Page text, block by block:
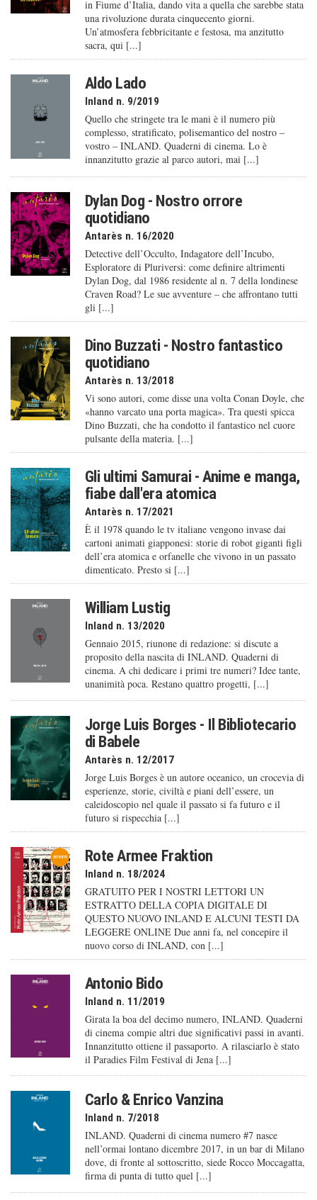
in Fiume d’Italia, dando vita a quella che sarebbe stata
una rivoluzione durata cinquecento giorni.
Un’atmosfera febbricitante e festosa, ma anzitutto
sacra, qui [...]
Aldo Lado
Inland n. 9/2019
Quello che stringete tra le mani è il numero più
complesso, stratificato, polisemantico del nostro –
vostro – INLAND. Quaderni di cinema. Lo è
innanzitutto grazie al parco autori, mai [...]
Dylan Dog - Nostro orrore
quotidiano
Antarès n. 16/2020
Detective dell’Occulto, Indagatore dell’Incubo,
Esploratore di Pluriversi: come definire altrimenti
Dylan Dog, dal 1986 residente al n. 7 della londinese
Craven Road? Le sue avventure – che affrontano tutti
gli [...]
Dino Buzzati - Nostro fantastico
quotidiano
Antarès n. 13/2018
Vi sono autori, come disse una volta Conan Doyle, che
«hanno varcato una porta magica». Tra questi spicca
Dino Buzzati, che ha condotto il fantastico nel cuore
pulsante della materia. [...]
Gli ultimi Samurai - Anime e manga,
fiabe dall'era atomica
Antarès n. 17/2021
È il 1978 quando le tv italiane vengono invase dai
cartoni animati giapponesi: storie di robot giganti figli
dell’era atomica e orfanelle che vivono in un passato
dimenticato. Presto si [...]
William Lustig
Inland n. 13/2020
Gennaio 2015, riunone di redazione: si discute a
proposito della nascita di INLAND. Quaderni di
cinema. A chi dedicare i primi tre numeri? Idee tante,
unanimità poca. Restano quattro progetti, [...]
Jorge Luis Borges - Il Bibliotecario
di Babele
Antarès n. 12/2017
Jorge Luis Borges è un autore oceanico, un crocevia di
esperienze, storie, civiltà e piani dell’essere, un
caleido­scopio nel quale il passato si fa futuro e il
futuro si rispecchia [...]
Rote Armee Fraktion
Inland n. 18/2024
GRATUITO PER I NOSTRI LETTORI UN
ESTRATTO DELLA COPIA DIGITALE DI
QUESTO NUOVO INLAND E ALCUNI TESTI DA
LEGGERE ONLINE Due anni fa, nel concepire il
nuovo corso di INLAND, con [...]
Antonio Bido
Inland n. 11/2019
Girata la boa del decimo numero, INLAND. Quaderni
di cinema compie altri due significativi passi in avanti.
Innanzitutto ottiene il passaporto. A rilasciarlo è stato
il Paradies Film Festival di Jena [...]
Carlo & Enrico Vanzina
Inland n. 7/2018
INLAND. Quaderni di cinema numero #7 nasce
nell’ormai lontano dicembre 2017, in un bar di Milano
dove, di fronte al sottoscritto, siede Rocco Moccagatta,
firma di punta di tutto quel [...]